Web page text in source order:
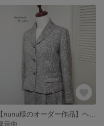
示中